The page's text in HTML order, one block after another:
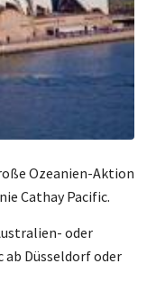
Ozeanien-Aktion
Cathay Pacific.
oder
Düsseldorf oder